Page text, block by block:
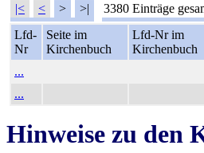
|< < > >| 3380 Einträge
Lfd-
Nr
Seite im
Kirchenbuch
Lfd-Nr im
Kirchenbuch
...
...
Hinweise zu den